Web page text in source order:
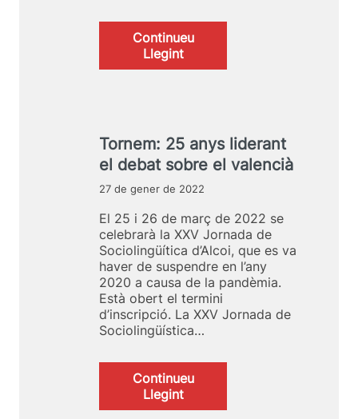
í
s
t
i
A
l
o
r
n
a
d
S
o
c
i
l
i
n
g
ü
í
s
t
c
a
d
’
i
2
r
ç
d
e
0
2
4
Continueu
Llegint:
X
J
o
r
n
a
d
a
d
e
S
o
c
i
o
i
n
Tornem: 25 anys liderant
el debat sobre el valencià
27 de gener de 2022
El 25 i 26 de març de 2022 se
celebrarà la XXV Jornada de
Sociolingüítica d’Alcoi, que es va
haver de suspendre en l’any
2020 a causa de la pandèmia.
Està obert el termini
d’inscripció. La XXV Jornada de
Sociolingüística…
Continueu
Llegint:
T